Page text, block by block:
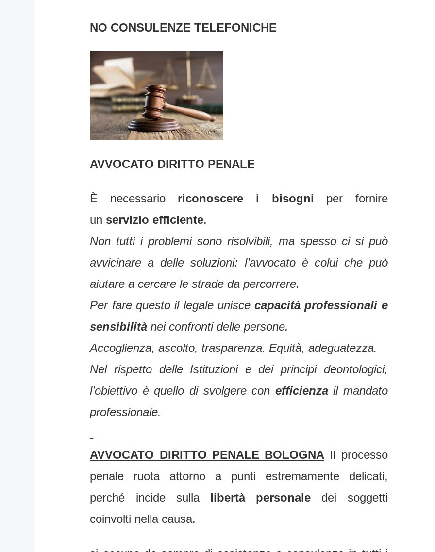
NO CONSULENZE TELEFONICHE
AVVOCATO DIRITTO PENALE
È necessario riconoscere i bisogni per fornire
un servizio efficiente.
Non tutti i problemi sono risolvibili, ma spesso ci si può
avvicinare a delle soluzioni: l’avvocato è colui che può
aiutare a cercare le strade da percorrere.
Per fare questo il legale uniscecapacità professionali e
sensibilità nei confronti delle persone.
Accoglienza, ascolto, trasparenza. Equità, adeguatezza.
Nel rispetto delle Istituzioni e dei principi deontologici,
l’obiettivo è quello di svolgere con efficienzail mandato
professionale.
AVVOCATO DIRITTO PENALE BOLOGNA Il processo
penale ruota attorno a punti estremamente delicati,
perché incide sulla libertà personale dei soggetti
coinvolti nella causa.